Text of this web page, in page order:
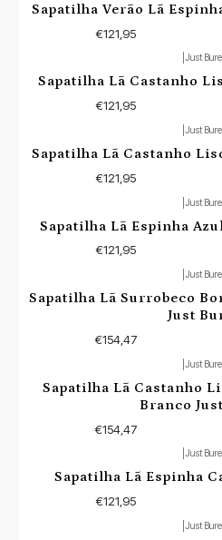
Sapatilha Verão Lã
€121,95
Just Burel
Sapatilha Lã Castanho
€121,95
Just Burel
Sapatilha Lã Castanho
€121,95
Esgotado
Just Burel
Sapatilha Lã Espinha
€121,95
Just Burel
Sapatilha Lã Surrobeco
Just
€154,47
Just Burel
Sapatilha Lã Castanho
Branco
€154,47
Just Burel
Sapatilha Lã Espinha
€121,95
Just Burel